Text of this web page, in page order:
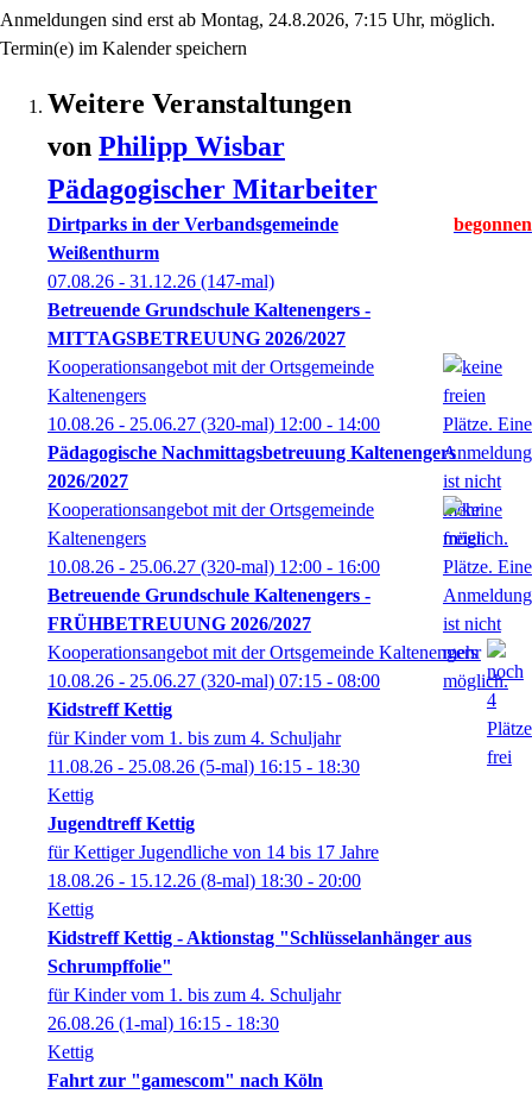
Anmeldungen sind erst ab Montag, 24.8.2026, 7:15 Uhr, möglich.
Termin(e) im Kalender speichern
Weitere Veranstaltungen
von Philipp Wisbar
Pädagogischer Mitarbeiter
Dirtparks in der Verbandsgemeinde
Weißenthurm
07.08.26 - 31.12.26 (147-mal)
Betreuende Grundschule Kaltenengers -
MITTAGSBETREUUNG 2026/2027
Kooperationsangebot mit der Ortsgemeinde
Kaltenengers
10.08.26 - 25.06.27 (320-mal) 12:00 - 14:00
Pädagogische Nachmittagsbetreuung Kaltenengers
2026/2027
Kooperationsangebot mit der Ortsgemeinde
Kaltenengers
10.08.26 - 25.06.27 (320-mal) 12:00 - 16:00
Betreuende Grundschule Kaltenengers -
FRÜHBETREUUNG 2026/2027
Kooperationsangebot mit der Ortsgemeinde Kaltenengers
10.08.26 - 25.06.27 (320-mal) 07:15 - 08:00
Kidstreff Kettig
für Kinder vom 1. bis zum 4. Schuljahr
11.08.26 - 25.08.26 (5-mal) 16:15 - 18:30
Kettig
Jugendtreff Kettig
für Kettiger Jugendliche von 14 bis 17 Jahre
18.08.26 - 15.12.26 (8-mal) 18:30 - 20:00
Kettig
Kidstreff Kettig - Aktionstag "Schlüsselanhänger aus
Schrumpffolie"
für Kinder vom 1. bis zum 4. Schuljahr
26.08.26 (1-mal) 16:15 - 18:30
Kettig
Fahrt zur "gamescom" nach Köln